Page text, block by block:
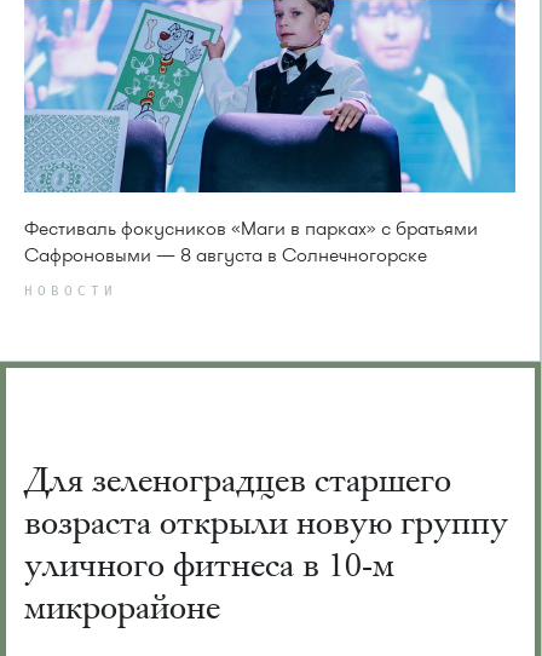
Фестиваль фокусников «Маги в парках» с братьями
Сафроновыми — 8 августа в Солнечногорске
НОВОСТИ
Для зеленоградцев старшего
возраста открыли новую группу
уличного фитнеса в 10-м
микрорайоне